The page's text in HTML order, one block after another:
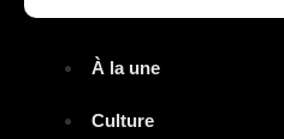
À la une
Culture